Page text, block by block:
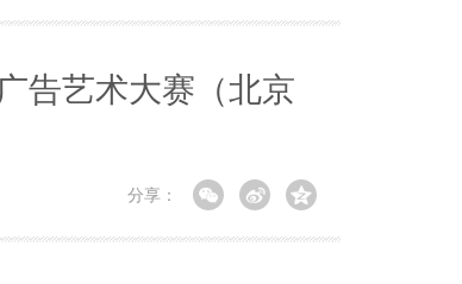
告艺术大赛（北京
分享：